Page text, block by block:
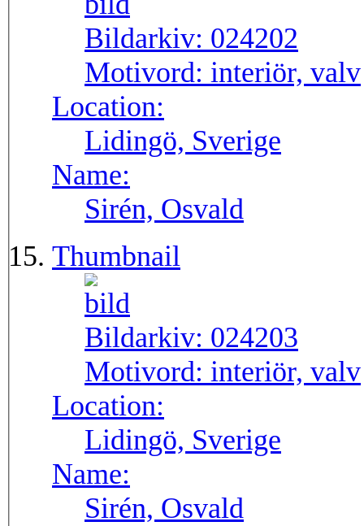
Bildarkiv: 024202
Motivord: interiör, valv
Location:
Lidingö, Sverige
Name:
Sirén, Osvald
Thumbnail
Bildarkiv: 024203
Motivord: interiör, valv
Location:
Lidingö, Sverige
Name:
Sirén, Osvald